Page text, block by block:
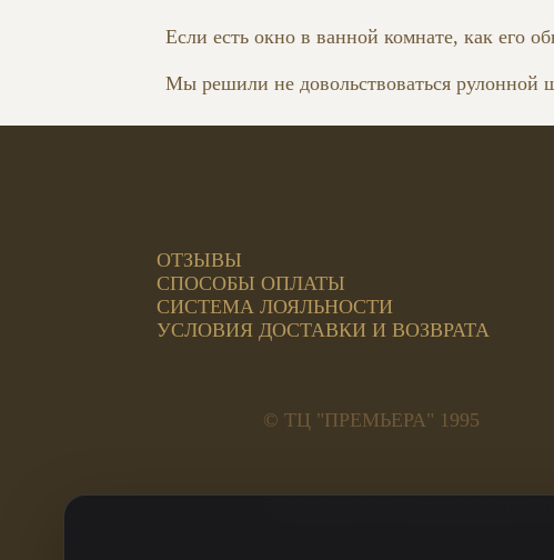
Если есть окно в ванной комнате, как его
Мы решили не довольствоваться рулонной
ОТЗЫВЫ
СПОСОБЫ ОПЛАТЫ
СИСТЕМА ЛОЯЛЬНОСТИ
УСЛОВИЯ ДОСТАВКИ И ВОЗВРАТА
© ТЦ "ПРЕМЬЕРА" 1995